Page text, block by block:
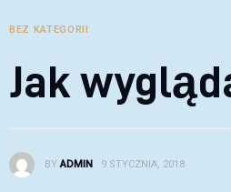
BEZ KATEGORII
Jak
BY ADMIN 9 STYCZNIA, 2018